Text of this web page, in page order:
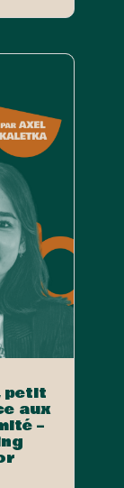
petit
aux
–